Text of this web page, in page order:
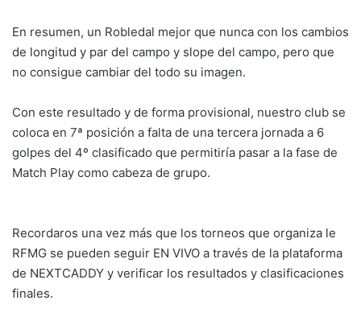
En resumen, un Robledal mejor que nunca con los cambios
de longitud y par del campo y slope del campo, pero que
no consigue cambiar del todo su imagen.
Con este resultado y de forma provisional, nuestro club se
coloca en 7ª posición a falta de una tercera jornada a 6
golpes del 4º clasificado que permitiría pasar a la fase de
Match Play como cabeza de grupo.
Recordaros una vez más que los torneos que organiza le
RFMG se pueden seguir EN VIVO a través de la plataforma
de NEXTCADDY y verificar los resultados y clasificaciones
finales.